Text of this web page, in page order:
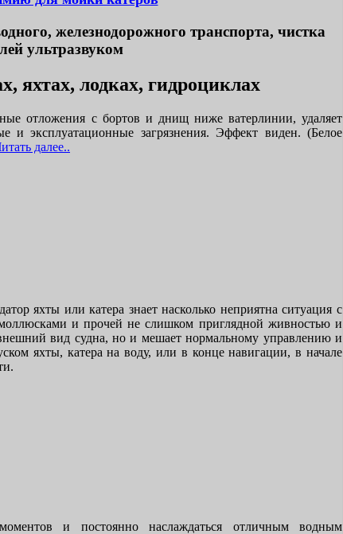
железнодорожного транспорта, чистка
ультразвуком
яхтах, лодках, гидроциклах
отложения с бортов и днищ ниже ватерлинии, удаляет
и эксплуатационные загрязнения. Эффект виден. (Белое
далее..
яхты или катера знает насколько неприятна ситуация с
и прочей не слишком приглядной живностью и
вид судна, но и мешает нормальному управлению и
яхты, катера на воду, или в конце навигации, в начале
и постоянно наслаждаться отличным водным